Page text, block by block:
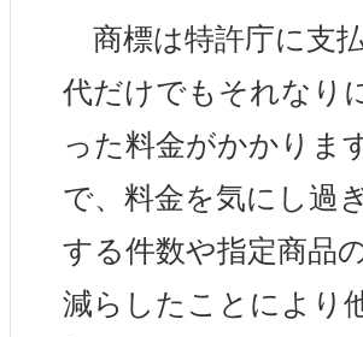
商標は特許庁に支
代だけでもそれなり
った料金がかかりま
で、料金を気にし過
する件数や指定商品
減らしたことにより